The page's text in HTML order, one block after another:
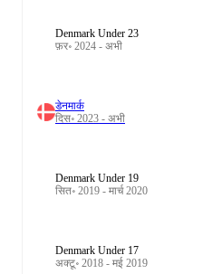
Denmark Under 23
फ़र॰ 2024 - अभी
डेनमार्क
दिस॰ 2023 - अभी
Denmark Under 19
सित॰ 2019 - मार्च 2020
Denmark Under 17
अक्टू॰ 2018 - मई 2019